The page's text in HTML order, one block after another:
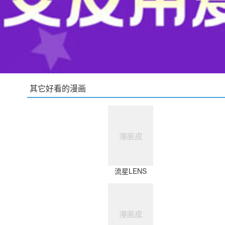
其它好看的漫画
流星LENS